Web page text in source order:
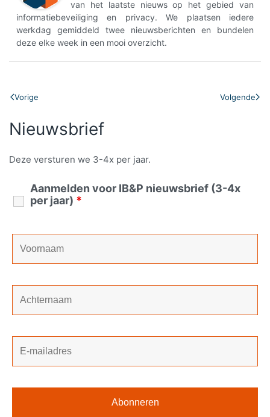
van het laatste nieuws op het gebied van
informatiebeveiliging en privacy. We plaatsen iedere
werkdag gemiddeld twee nieuwsberichten en bundelen
deze elke week in een mooi overzicht.
Vorige Volgende
Nieuwsbrief
Deze versturen we 3-4x per jaar.
Aanmelden voor IB&P nieuwsbrief (3-4x
per jaar) *